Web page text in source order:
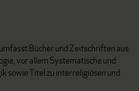
Bücher und Zeitschriften aus
vor allem Systematische und
sowie Titel zu interreligiösen und